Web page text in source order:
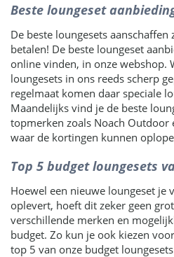
Beste loungeset
De beste loungesets
betalen! De beste loungeset
online vinden, in onze webshop.
loungesets in ons reeds scherp
regelmaat komen daar speciale
Maandelijks vind je de beste
topmerken zoals Noach Outdoor
waar de kortingen kunnen
Top 5 budget loungesets
Hoewel een nieuwe loungeset je
oplevert, hoeft dit zeker geen
verschillende merken en
budget. Zo kun je ook kiezen
top 5 van onze budget